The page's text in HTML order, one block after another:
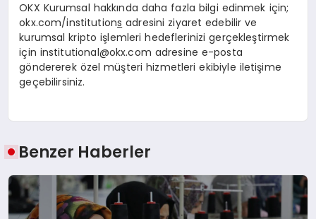
OKX Kurumsal hakkında daha fazla bilgi edinmek için;
okx.com/institutions adresini ziyaret edebilir ve
kurumsal kripto işlemleri hedeflerinizi gerçekleştirmek
için institutional@okx.com adresine e-posta
göndererek özel müşteri hizmetleri ekibiyle iletişime
geçebilirsiniz.
Benzer Haberler